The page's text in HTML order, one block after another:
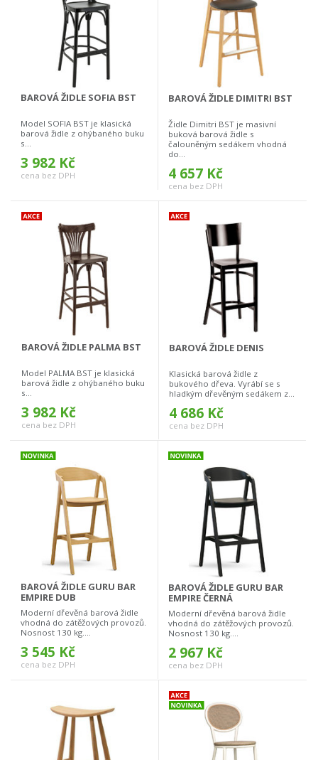
BAROVÁ ŽIDLE SOFIA BST
Model SOFIA BST je klasická
barová židle z ohýbaného buku
s...
3 982 Kč
cena bez DPH
BAROVÁ ŽIDLE DIMITRI BST
Židle Dimitri BST je masivní
buková barová židle s
čalouněným sedákem vhodná
do...
4 657 Kč
cena bez DPH
BAROVÁ ŽIDLE PALMA BST
Model PALMA BST je klasická
barová židle z ohýbaného buku
s...
3 982 Kč
cena bez DPH
BAROVÁ ŽIDLE DENIS
Klasická barová židle z
bukového dřeva. Vyrábí se s
hladkým dřevěným sedákem z...
4 686 Kč
cena bez DPH
BAROVÁ ŽIDLE GURU BAR
EMPIRE DUB
Moderní dřevěná barová židle
vhodná do zátěžových provozů.
Nosnost 130 kg....
3 545 Kč
cena bez DPH
BAROVÁ ŽIDLE GURU BAR
EMPIRE ČERNÁ
Moderní dřevěná barová židle
vhodná do zátěžových provozů.
Nosnost 130 kg....
2 967 Kč
cena bez DPH